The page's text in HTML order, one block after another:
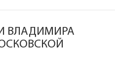
ВЛАДИМИРА